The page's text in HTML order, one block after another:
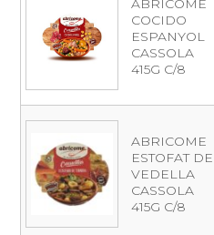
ABRICOME
COCIDO
ESPANYOL
CASSOLA
415G C/8
ABRICOME
ESTOFAT DE
VEDELLA
CASSOLA
415G C/8